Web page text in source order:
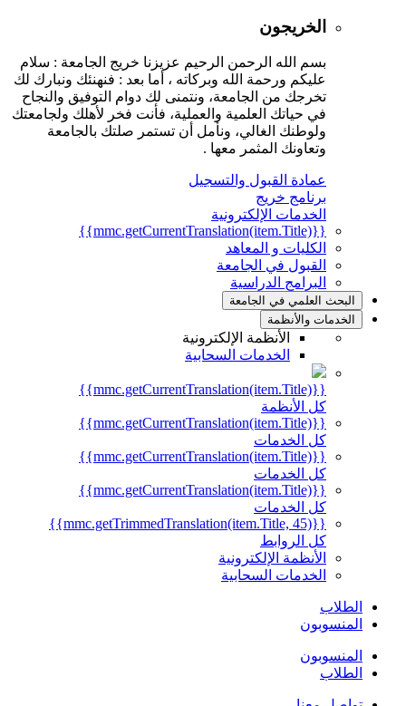
الخريجون
بسم الله الرحمن الرحيم عزيزنا خريج الجامعة : سلام
عليكم ورحمة الله وبركاته ، أما بعد : فنهنئك ونبارك لك
تخرجك من الجامعة، ونتمنى لك دوام التوفيق والنجاح
في حياتك العلمية والعملية، فأنت فخر لأهلك ولجامعتك
ولوطنك الغالي، ونأمل أن تستمر صلتك بالجامعة
وتعاونك المثمر معها .
عمادة القبول والتسجيل
برنامج خريج
الخدمات الإلكترونية
{{mmc.getCurrentTranslation(item.Title)}}
الكليات و المعاهد
القبول في الجامعة
البرامج الدراسية
البحث العلمي في الجامعة
الخدمات والأنظمة
الأنظمة الإلكترونية
الخدمات السحابية
{{mmc.getCurrentTranslation(item.Title)}}
كل الأنظمة
{{mmc.getCurrentTranslation(item.Title)}}
كل الخدمات
{{mmc.getCurrentTranslation(item.Title)}}
كل الخدمات
{{mmc.getCurrentTranslation(item.Title)}}
كل الخدمات
{{mmc.getTrimmedTranslation(item.Title, 45)}}
كل الروابط
الأنظمة الإلكترونية
الخدمات السحابية
الطلاب
المنسوبون
المنسوبون
الطلاب